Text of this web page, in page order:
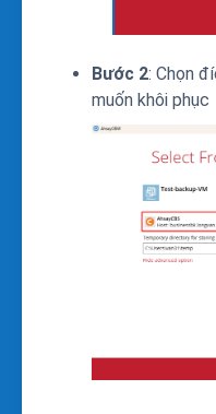
Bước 2: Chọn
muốn khôi phục